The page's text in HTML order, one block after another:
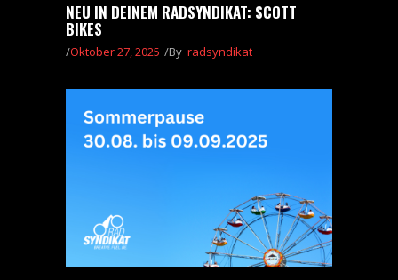
NEU IN DEINEM RADSYNDIKAT: SCOTT
BIKES
Oktober 27, 2025 By radsyndikat